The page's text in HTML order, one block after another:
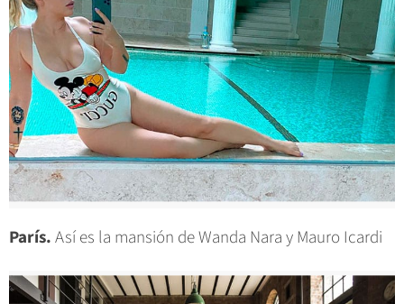
París.Así es la mansión de Wanda Nara y Mauro Icardi